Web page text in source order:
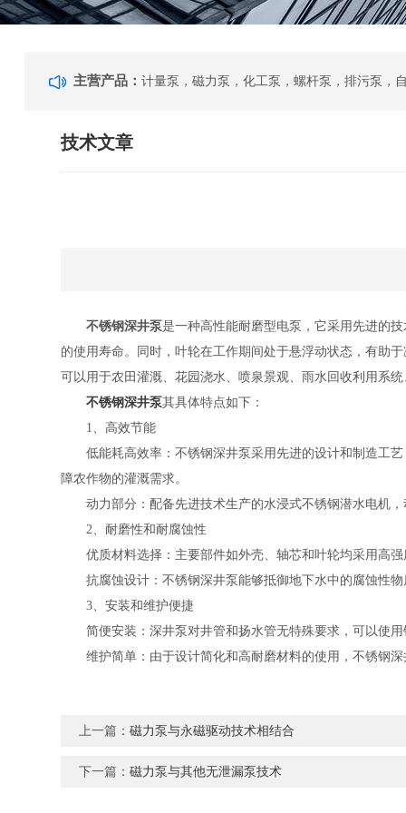
主营产品：
技术文章
不锈钢深井泵是一种高性能耐磨型电泵，它采用先进的
的使用寿命。同时，叶轮在工作期间处于悬浮动状态，有助
可以用于农田灌溉、花园浇水、喷泉景观、雨水回收利用系
不锈钢深井泵其具体特点如下：
1、高效节能
低能耗高效率：不锈钢深井泵采用先进的设计和制造工艺
障农作物的灌溉需求。
动力部分：配备先进技术生产的水浸式不锈钢潜水电机，
2、耐磨性和耐腐蚀性
优质材料选择：主要部件如外壳、轴芯和叶轮均采用高强
抗腐蚀设计：不锈钢深井泵能够抵御地下水中的腐蚀性物
3、安装和维护便捷
简便安装：深井泵对井管和扬水管无特殊要求，可以使用
维护简单：由于设计简化和高耐磨材料的使用，不锈钢深
上一篇：磁力泵与永磁驱动技术相结合
下一篇：磁力泵与其他无泄漏泵技术